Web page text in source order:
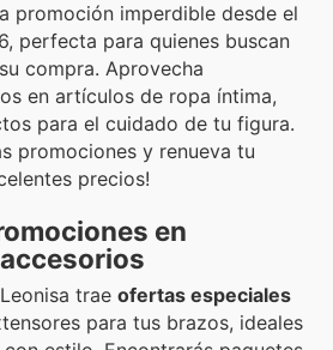
promoción imperdible desde el
perfecta para quienes buscan
compra. Aprovecha
en artículos de ropa íntima,
para el cuidado de tu figura.
promociones y renueva tu
precios!
en
trae ofertas especiales
para tus brazos, ideales